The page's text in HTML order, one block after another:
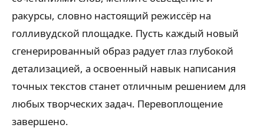
ракурсы, словно настоящий режиссёр на
голливудской площадке. Пусть каждый новый
сгенерированный образ радует глаз глубокой
детализацией, а освоенный навык написания
точных текстов станет отличным решением для
любых творческих задач. Перевоплощение
завершено.